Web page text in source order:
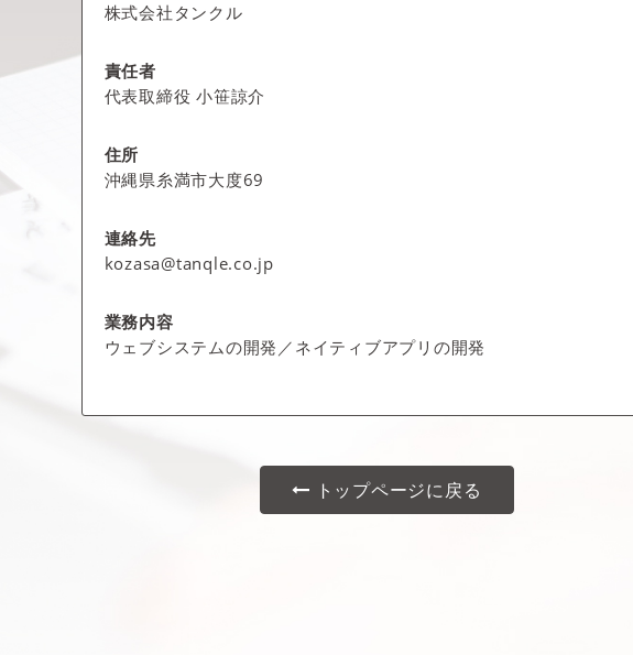
株式会社タンクル
責任者
代表取締役 小笹諒介
住所
沖縄県糸満市大度69
連絡先
kozasa@tanqle.co.jp
業務内容
ウェブシステムの開発／ネイティブアプリの開発
トップページに戻る